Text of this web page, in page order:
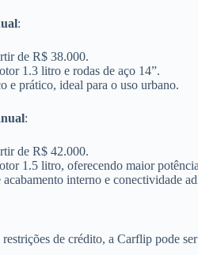
:
de R$ 38.000.
1.3 litro e rodas de aço 14”.
e prático, ideal para o uso urbano.
:
de R$ 42.000.
1.5 litro, oferecendo maior
interno e conectividade
restrições de crédito, a Carflip pode